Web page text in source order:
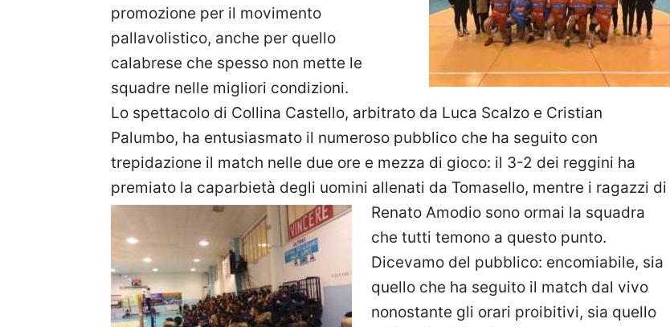
promozione per il movimento
pallavolistico, anche per quello
calabrese che spesso non mette le
squadre nelle migliori condizioni.
Lo spettacolo di Collina Castello, arbitrato da Luca Scalzo e Cristian
Palumbo, ha entusiasmato il numeroso pubblico che ha seguito con
trepidazione il match nelle due ore e mezza di gioco: il 3-2 dei reggini ha
premiato la caparbietà degli uomini allenati da Tomasello, mentre i ragazzi di
Renato Amodio sono ormai la squadra
che tutti temono a questo punto.
Dicevamo del pubblico: encomiabile, sia
quello che ha seguito il match dal vivo
nonostante gli orari proibitivi, sia quello